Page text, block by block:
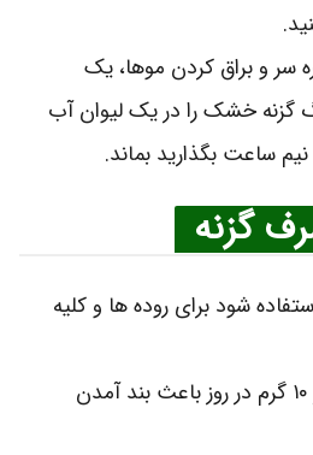
سر و براق کردن موها، یک
خشک را در یک لیوان آب
ساعت بگذارید بماند.
گزنه
شود برای روده‌ ها و کلیه‌
مقدار مصرف بیش از ۱۰ گرم در روز باعث بند آمدن